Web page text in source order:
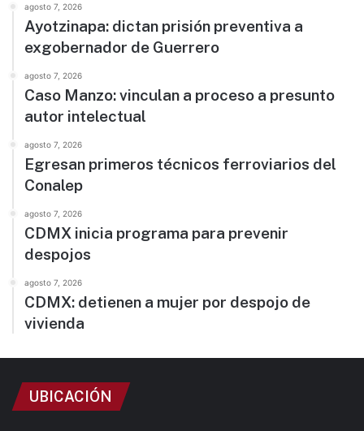
agosto 7, 2026
Ayotzinapa: dictan prisión preventiva a
exgobernador de Guerrero
agosto 7, 2026
Caso Manzo: vinculan a proceso a presunto
autor intelectual
agosto 7, 2026
Egresan primeros técnicos ferroviarios del
Conalep
agosto 7, 2026
CDMX inicia programa para prevenir
despojos
agosto 7, 2026
CDMX: detienen a mujer por despojo de
vivienda
UBICACIÓN